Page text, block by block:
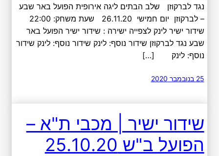
נגד לברקוזן שלב הבתים ליגה אירופית הפועל באר שבע
שידור ישיר לינק לצפייה ישירה : שידור ישיר הפועל באר
שבע נגד לברקוזן שידור נוסף: לינק שידור נוסף: לינק שידור
נוסף: לינק […]
25 בנובמבר 2020
שידור ישיר | מכבי ת"א –
הפועל ב"ש 25.10.20